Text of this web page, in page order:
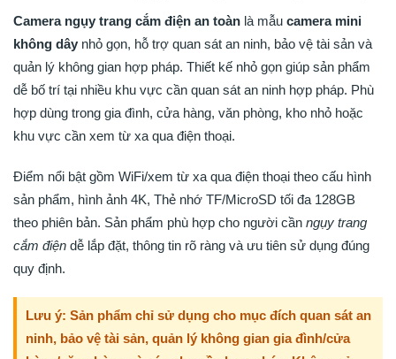
Camera ngụy trang cắm điện an toàn là mẫu camera mini
không dây nhỏ gọn, hỗ trợ quan sát an ninh, bảo vệ tài sản và
quản lý không gian hợp pháp. Thiết kế nhỏ gọn giúp sản phẩm
dễ bố trí tại nhiều khu vực cần quan sát an ninh hợp pháp. Phù
hợp dùng trong gia đình, cửa hàng, văn phòng, kho nhỏ hoặc
khu vực cần xem từ xa qua điện thoại.
Điểm nổi bật gồm WiFi/xem từ xa qua điện thoại theo cấu hình
sản phẩm, hình ảnh 4K, Thẻ nhớ TF/MicroSD tối đa 128GB
theo phiên bản. Sản phẩm phù hợp cho người cần ngụy trang
cắm điện dễ lắp đặt, thông tin rõ ràng và ưu tiên sử dụng đúng
quy định.
Lưu ý: Sản phẩm chỉ sử dụng cho mục đích quan sát an
ninh, bảo vệ tài sản, quản lý không gian gia đình/cửa